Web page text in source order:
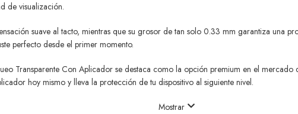
de visualización.
suave al tacto, mientras que su grosor de tan solo 0.33 mm garantiza una
perfecto desde el primer momento.
Transparente Con Aplicador se destaca como la opción premium en el
hoy mismo y lleva la protección de tu dispositivo al siguiente nivel.
Mostrar